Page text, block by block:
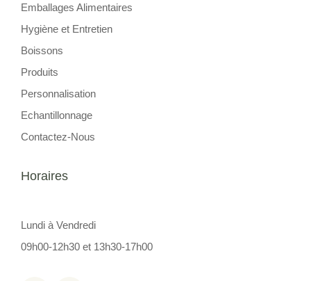
Emballages Alimentaires
Hygiène et Entretien
Boissons
Produits
Personnalisation
Echantillonnage
Contactez-Nous
Horaires
Lundi à Vendredi
09h00-12h30 et 13h30-17h00